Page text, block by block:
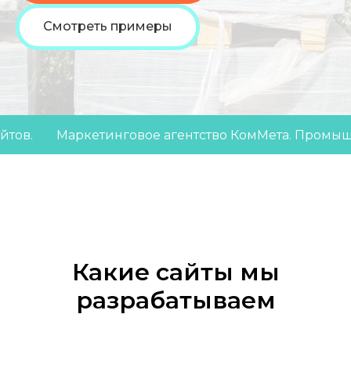
Смотреть примеры
Маркетинговое агентство КомМета.
Какие сайты мы
разрабатываем